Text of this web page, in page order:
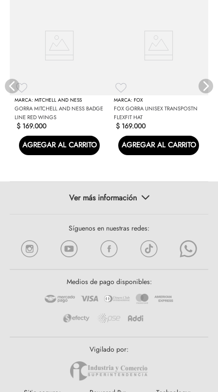
MITCHELL AND NESS
GORRA MITCHELL AND NESS BADGE
LINE RED WINGS
$ 169.000
AGREGAR AL CARRITO
FOX
FOX GORRA UNISEX TRANSPOSTN
FLEXFIT HAT
$ 169.000
AGREGAR AL CARRITO
Síguenos en nuestras redes:
Medios de pago disponibles:
Vigilado por: